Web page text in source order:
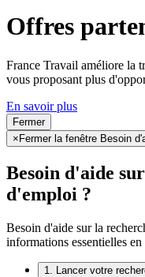
Offres
France Travail améliore la
vous proposant plus
En savoir plus
Fermer
× Fermer la fenêtre Besoin
Besoin d'aide
d'emploi ?
Besoin d'aide sur la
informations essentielles
1. Lancer votre